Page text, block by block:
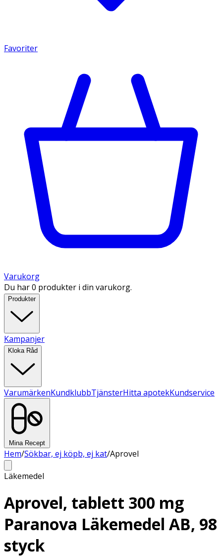
Favoriter
Varukorg
Du har 0 produkter i din varukorg.
Produkter
Kampanjer
Kloka Råd
VarumärkenKundklubbTjänsterHitta apotekKundservice
Mina Recept
Hem/Sökbar, ej köpb, ej kat/Aprovel
Läkemedel
Aprovel, tablett 300 mg
Paranova Läkemedel AB, 98
styck